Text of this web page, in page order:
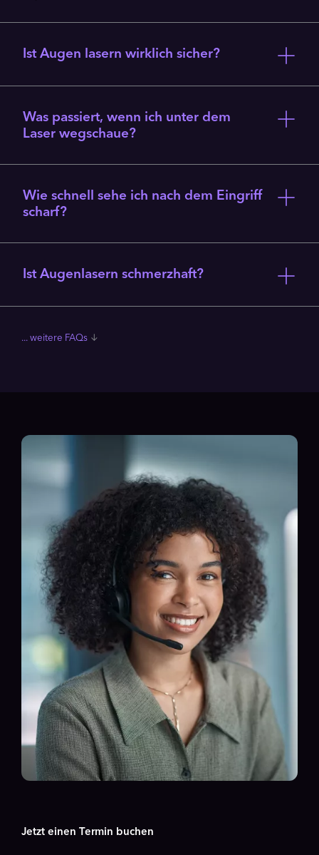
Ist Augen lasern wirklich sicher?
Was passiert, wenn ich unter dem
Laser wegschaue?
Wie schnell sehe ich nach dem Eingriff
scharf?
Ist Augenlasern schmerzhaft?
FAQs
Jetzt einen Termin buchen